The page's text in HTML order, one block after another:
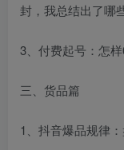
封，我总结出了哪
3、付费起号：怎
三、货品篇
1、抖音爆品规律